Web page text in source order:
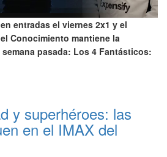
entradas el viernes 2x1 y el
Conocimiento mantiene la
pasada: Los 4 Fantásticos:
y superhéroes: las
en el IMAX del